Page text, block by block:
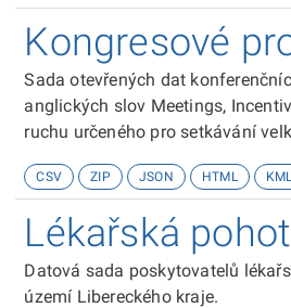
Kongresové
Sada otevřených dat
anglických slov Meetings,
ruchu určeného pro setkávání
turistickou oblast, počet míst atd.
CSV ZIP JSON HTML
Lékařská
Datová sada poskytovatelů
území Libereckého kraje.